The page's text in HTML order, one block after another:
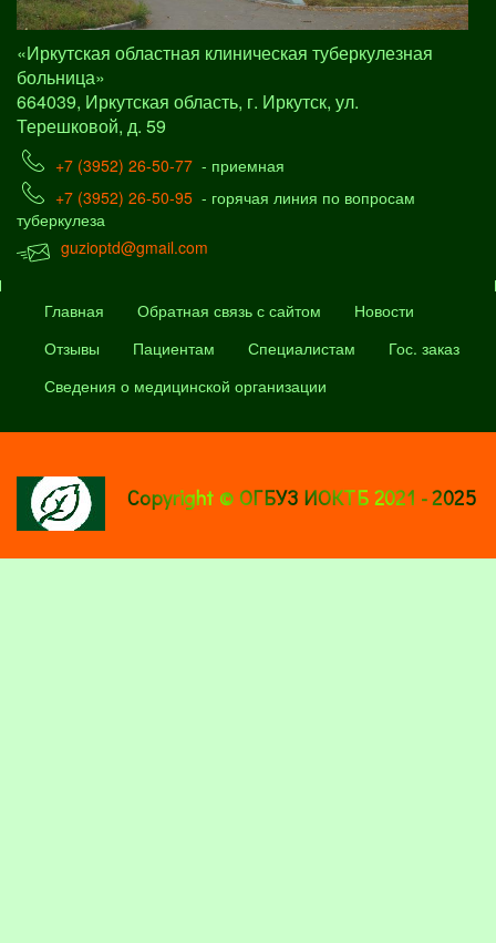
«Иркутская областная клиническая туберкулезная
больница»
664039, Иркутская область, г. Иркутск, ул.
Терешковой, д. 59
+7 (3952) 26-50-77 - приемная
+7 (3952) 26-50-95 - горячая линия по вопросам
туберкулеза
guzioptd@gmail.com
Главная Обратная связь с сайтом
Новости
Отзывы
Пациентам Специалистам
Гос. заказ
Сведения о медицинской организации
Copyright © ОГБУЗ ИОКТБ 2021 - 2025